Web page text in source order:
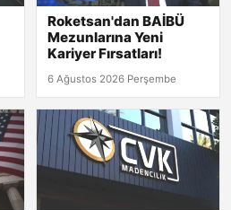
Roketsan'dan BAİBÜ
Mezunlarına Yeni
Kariyer Fırsatları!
6 Ağustos 2026 Perşembe